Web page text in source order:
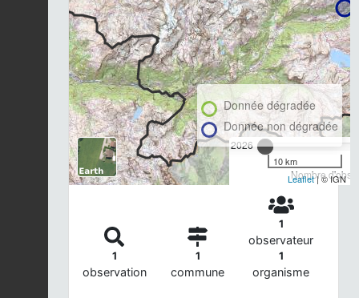
2026
Nombre
Donnée dégradée
Donnée non dégradée
10 km
Leaflet| © IGN
1
observation
1
commune
1
observateur
1
organisme